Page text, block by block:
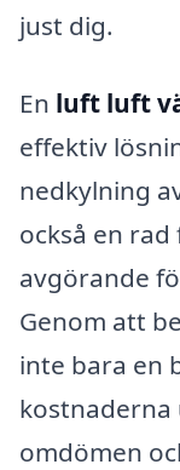
just dig.
En luft luft
effektiv
nedkylning
också en
avgörande
Genom att
inte bara en
kostnaderna
omdömen